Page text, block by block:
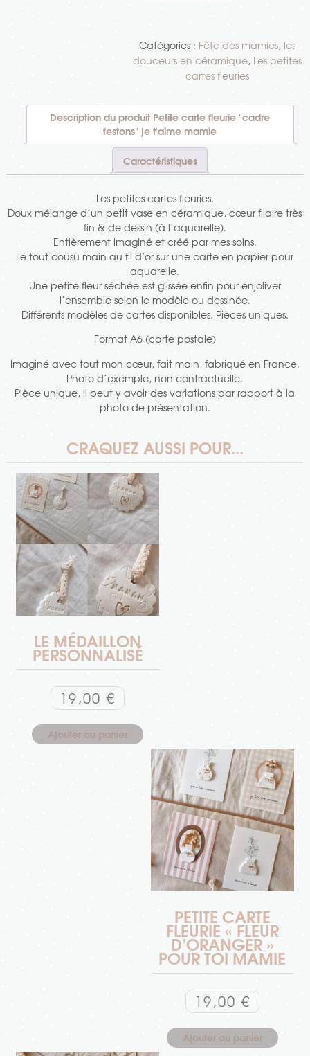
"cadre
festons"
mamie
Catégories : Fête des mamies, les
douceurs en céramique, Les petites
cartes fleuries
Description du produit Petite carte fleurie "cadre
festons" je t'aime mamie
Caractéristiques
Les petites cartes fleuries.
Doux mélange d’un petit vase en céramique, cœur filaire très
fin & de dessin (à l’aquarelle).
Entièrement imaginé et créé par mes soins.
Le tout cousu main au fil d’or sur une carte en papier pour
aquarelle.
Une petite fleur séchée est glissée enfin pour enjoliver
l’ensemble selon le modèle ou dessinée.
Différents modèles de cartes disponibles. Pièces uniques.
Format A6 (carte postale)
Imaginé avec tout mon cœur, fait main, fabriqué en France.
Photo d’exemple, non contractuelle.
Pièce unique, il peut y avoir des variations par rapport à la
photo de présentation.
CRAQUEZ AUSSI POUR...
LE MÉDAILLON
PERSONNALISÉ
19,00€
Ajouter au panier
PETITE CARTE
FLEURIE « FLEUR
D’ORANGER »
POUR TOI MAMIE
19,00€
Ajouter au panier